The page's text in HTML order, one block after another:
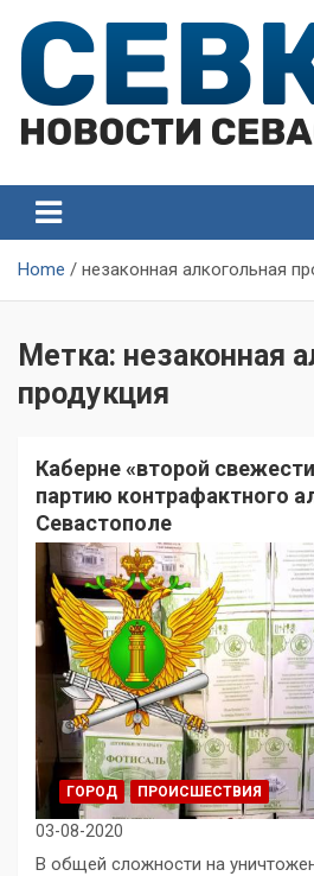
content
Севастополя
Севастополя
Home незаконная алкогольная
Метка: незаконная
продукция
Каберне «второй
партию контрафактного
Севастополе
ГОРОД ПРОИСШЕСТВИЯ
03-08-2020
В общей сложности на